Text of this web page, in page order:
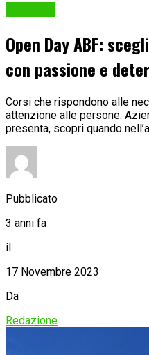
Open Day ABF:
con passione e
Corsi che rispondono alle
attenzione alle persone.
presenta, scopri quando
Pubblicato
3 anni fa
il
17 Novembre 2023
Da
Redazione